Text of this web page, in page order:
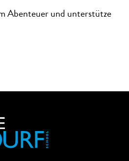
Abenteuer und unterstütze